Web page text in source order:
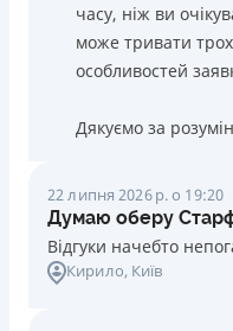
часу, ніж ви
може тривати
особливостей
Дякуємо за
22 липня 2026 р. о 19:20
Думаю оберу
Відгуки начебто
Кирило, Київ